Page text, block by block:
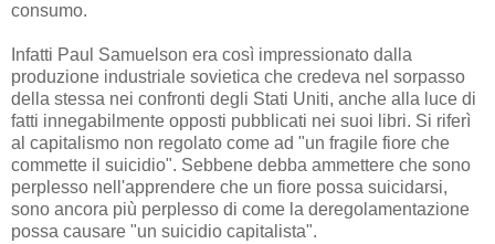
consumo.
Infatti Paul Samuelson era così impressionato dalla
produzione industriale sovietica che credeva nel sorpasso
della stessa nei confronti degli Stati Uniti, anche alla luce di
fatti innegabilmente opposti pubblicati nei suoi libri. Si riferì
al capitalismo non regolato come ad "un fragile fiore che
commette il suicidio". Sebbene debba ammettere che sono
perplesso nell'apprendere che un fiore possa suicidarsi,
sono ancora più perplesso di come la deregolamentazione
possa causare "un suicidio capitalista".